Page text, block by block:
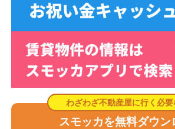
スモッカを無料ダウン